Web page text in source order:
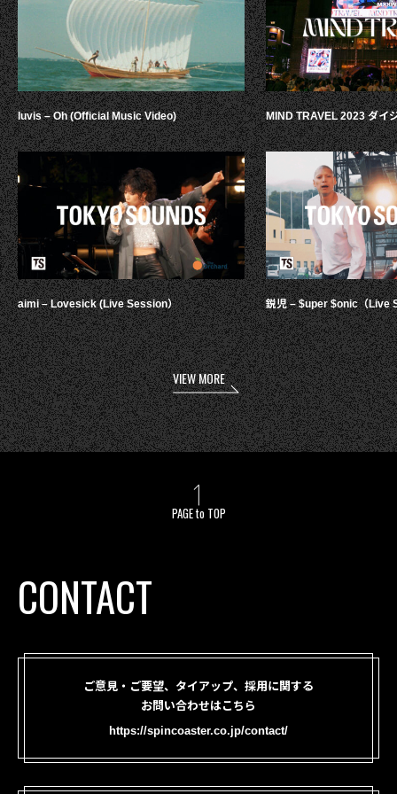
luvis – Oh (Official Music Video)
aimi – Lovesick (Live Session）
MIND TRAVEL 2023 ダイ
鋭児 – $uper $onic（Live
VIEW MORE
PAGE to TOP
CONTACT
ご意見・ご要望、タイアップ、採用に関する
お問い合わせはこちら
https://spincoaster.co.jp/contact/